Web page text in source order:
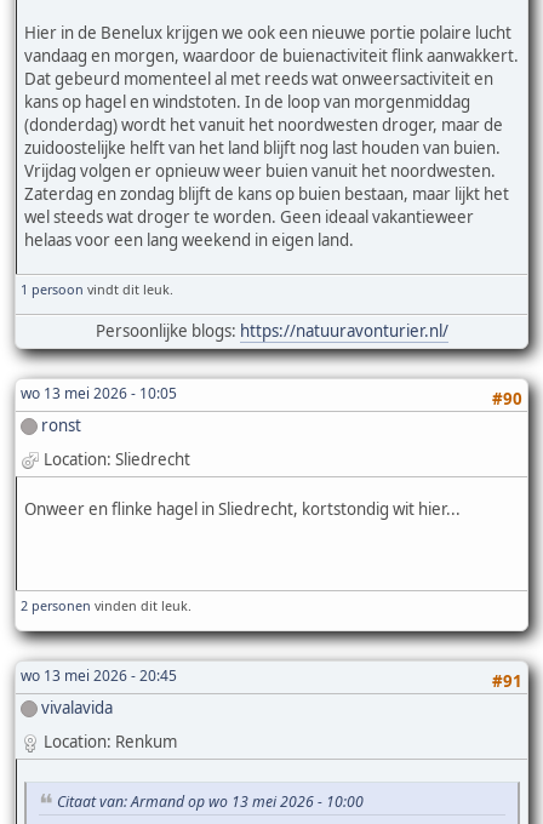
Hier in de Benelux krijgen we ook een nieuwe portie polaire lucht
vandaag en morgen, waardoor de buienactiviteit flink aanwakkert.
Dat gebeurd momenteel al met reeds wat onweersactiviteit en
kans op hagel en windstoten. In de loop van morgenmiddag
(donderdag) wordt het vanuit het noordwesten droger, maar de
zuidoostelijke helft van het land blijft nog last houden van buien.
Vrijdag volgen er opnieuw weer buien vanuit het noordwesten.
Zaterdag en zondag blijft de kans op buien bestaan, maar lijkt het
wel steeds wat droger te worden. Geen ideaal vakantieweer
helaas voor een lang weekend in eigen land.
1 persoon vindt dit leuk.
Persoonlijke blogs: https://natuuravonturier.nl/
wo 13 mei 2026 - 10:05
#90
ronst
Location: Sliedrecht
Onweer en flinke hagel in Sliedrecht, kortstondig wit hier...
2 personen vinden dit leuk.
wo 13 mei 2026 - 20:45
#91
vivalavida
Location: Renkum
Citaat van: Armand op wo 13 mei 2026 - 10:00